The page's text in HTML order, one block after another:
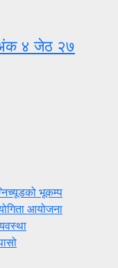
अंक ४ जेठ २७
भूकम्प
आयोजना